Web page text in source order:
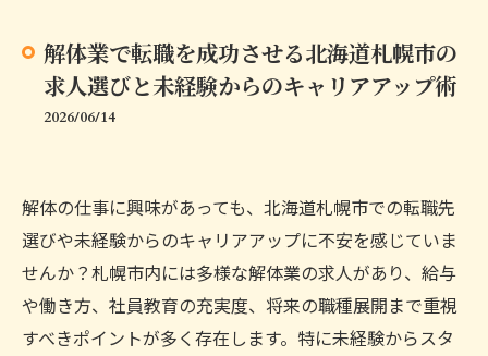
解体業で転職を成功させる北海道札幌市の
求人選びと未経験からのキャリアアップ術
2026/06/14
解体の仕事に興味があっても、北海道札幌市での転職先
選びや未経験からのキャリアアップに不安を感じていま
せんか？札幌市内には多様な解体業の求人があり、給与
や働き方、社員教育の充実度、将来の職種展開まで重視
すべきポイントが多く存在します。特に未経験からスタ